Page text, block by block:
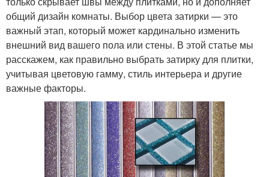
общий дизайн комнаты. Выбор цвета затирки — это
важный этап, который может кардинально изменить
внешний вид вашего пола или стены. В этой статье мы
расскажем, как правильно выбрать затирку для плитки,
учитывая цветовую гамму, стиль интерьера и другие
важные факторы.